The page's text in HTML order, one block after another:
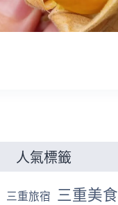
人氣標籤
三重旅宿 三重美食